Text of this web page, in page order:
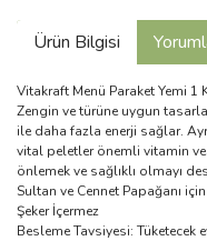
Ürün Bilgisi
Vitakraft Menü Paraket Yemi 1
Zengin ve türüne uygun
ile daha fazla enerji sağlar.
vital peletler önemli vitamin
önlemek ve sağlıklı olmayı
Sultan ve Cennet Papağanı
Şeker İçermez
Besleme Tavsiyesi: Tüketecek